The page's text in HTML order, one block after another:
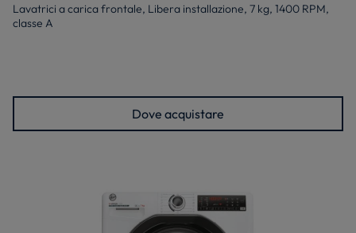
Lavatrici a carica frontale, Libera installazione, 7 kg, 1400 RPM,
classe A
Dove acquistare